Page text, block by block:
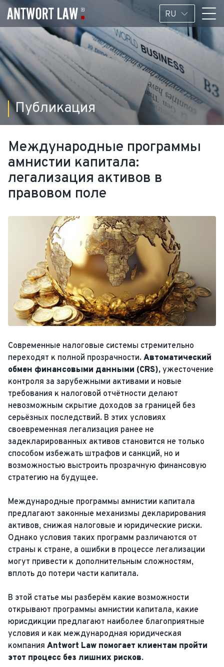
RU
Публикация
Международные программы
амнистии капитала:
легализация активов в
правовом поле
Современные налоговые системы стремительно
переходят к полной прозрачности. Автоматический
обмен финансовыми данными (CRS), ужесточение
контроля за зарубежными активами и новые
требования к налоговой отчётности делают
невозможным скрытие доходов за границей без
серьёзных последствий. В этих условиях
своевременная легализация ранее не
задекларированных активов становится не только
способом избежать штрафов и санкций, но и
возможностью выстроить прозрачную финансовую
стратегию на будущее.
Международные программы амнистии капитала
предлагают законные механизмы декларирования
активов, снижая налоговые и юридические риски.
Однако условия таких программ различаются от
страны к стране, а ошибки в процессе легализации
могут привести к дополнительным сложностям,
вплоть до потери части капитала.
В этой статье мы разберём какие возможности
открывают программы амнистии капитала, какие
юрисдикции предлагают наиболее благоприятные
условия и как международная юридическая
компания Antwort Law помогает клиентам пройти
этот процесс без лишних рисков.